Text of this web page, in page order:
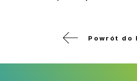
Powrót do